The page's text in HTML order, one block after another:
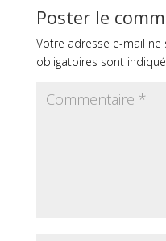
Poster le
Votre adresse e-mail ne
obligatoires sont